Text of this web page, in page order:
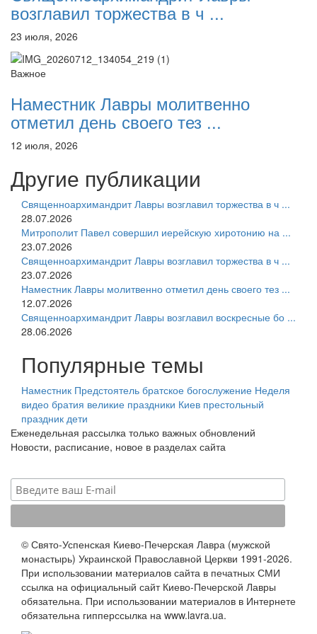
возглавил торжества в ч ...
23 июля, 2026
Важное
Наместник Лавры молитвенно
отметил день своего тез ...
12 июля, 2026
Другие публикации
Священноархимандрит Лавры возглавил торжества в ч ...
28.07.2026
Митрополит Павел совершил иерейскую хиротонию на ...
23.07.2026
Священноархимандрит Лавры возглавил торжества в ч ...
23.07.2026
Наместник Лавры молитвенно отметил день своего тез ...
12.07.2026
Священноархимандрит Лавры возглавил воскресные бо ...
28.06.2026
Популярные темы
Наместник Предстоятель братское богослужение Неделя
видео братия великие праздники Киев престольный
праздник дети
Еженедельная рассылка только важных обновлений
Новости, расписание, новое в разделах сайта
© Свято-Успенская Киево-Печерская Лавра (мужской
монастырь) Украинской Православной Церкви 1991-2026.
При использовании материалов сайта в печатных СМИ
ссылка на официальный сайт Киево-Печерской Лавры
обязательна. При использовании материалов в Интернете
обязательна гипперссылка на www.lavra.ua.